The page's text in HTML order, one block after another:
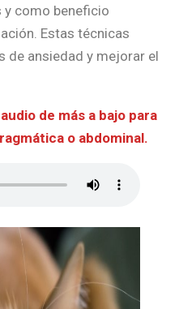
como beneficio
Estas técnicas
de ansiedad y mejorar el
de más a bajo para
o abdominal.